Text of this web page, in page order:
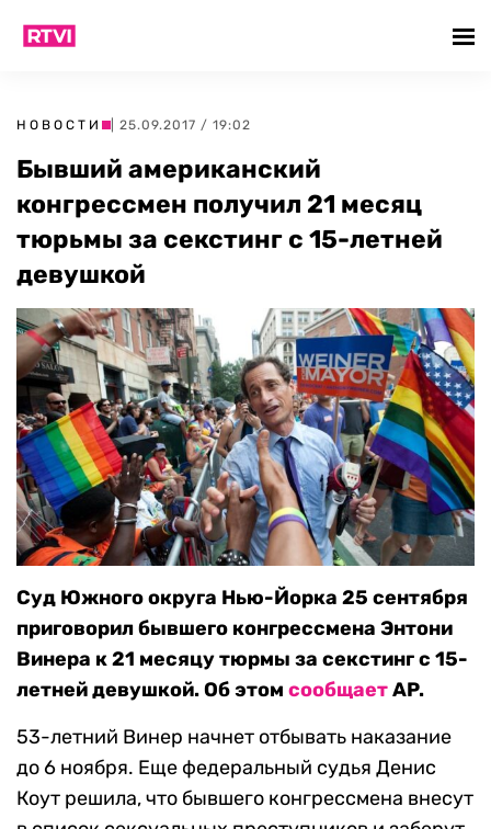
НОВОСТИ | 25.09.2017 / 19:02
Бывший американский
конгрессмен получил 21 месяц
тюрьмы за секстинг с 15-летней
девушкой
Суд Южного округа Нью-Йорка 25 сентября
приговорил бывшего конгрессмена Энтони
Винера к 21 месяцу тюрмы за секстинг с 15-
летней девушкой. Об этом сообщаетAP.
53-летний Винер начнет отбывать наказание
до 6 ноября. Еще федеральный судья Денис
Коут решила, что бывшего конгрессмена внесут